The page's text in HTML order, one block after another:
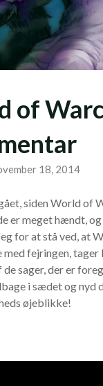
of
18, 2014
siden World of
er meget hændt, og
for at stå ved, at
med fejringen,
sager, der er
i sædet og nyd
øjeblikke!